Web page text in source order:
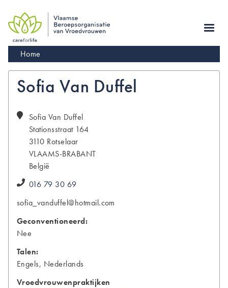
main
navigation
Kruimelpad
Home
Sofia Van Duffel
Sofia Van Duffel
Stationsstraat 164
3110 Rotselaar
VLAAMS-BRABANT
België
016 79 30 69
sofia_vanduffel@hotmail.com
Geconventioneerd:
Nee
Talen:
Engels, Nederlands
Vroedvrouwenpraktijken